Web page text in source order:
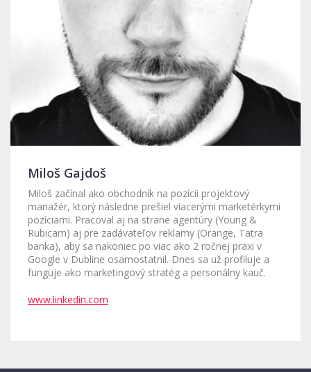
Miloš Gajdoš
Miloš začínal ako obchodník na pozícii projektový
manažér, ktorý následne prešiel viacerými marketérkymi
pozíciami. Pracoval aj na strane agentúry (Young &
Rubicam) aj pre zadávateľov reklamy (Orange, Tatra
banka), aby sa nakoniec po viac ako 2 ročnej praxi v
Google v Dubline osamostatnil. Dnes sa už profiluje a
funguje ako marketingový stratég a personálny kauč.
www.linkedin.com